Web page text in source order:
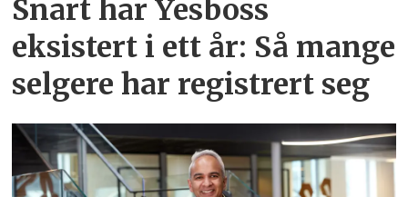
Snart har Yesboss
eksistert i ett år: Så mange
selgere har registrert seg